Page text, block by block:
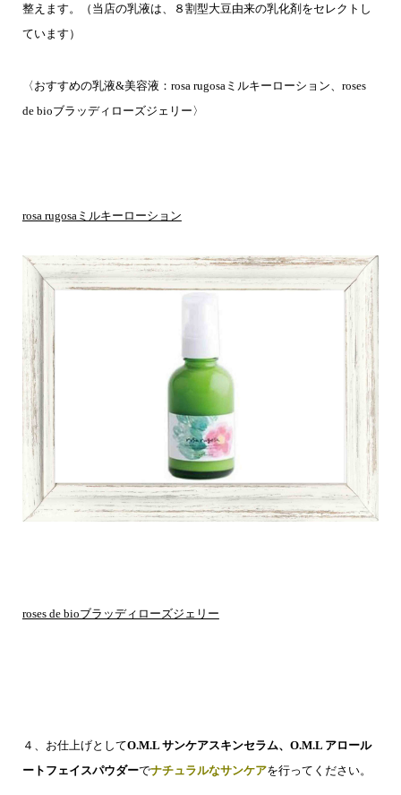
整えます。
（当店の乳液は、８割型大豆由来の乳化剤をセレクトし
ています）
〈おすすめの乳液&美容液：rosa rugosaミルキーローション、roses
de bioブラッディローズジェリー 〉
rosa rugosaミルキーローション
roses de bioブラッディローズジェリー
４、お仕上げとしてO.M.L サンケアスキンセラム、O.M.L アロール
ートフェイスパウダーでナチュラルなサンケアを行ってください。